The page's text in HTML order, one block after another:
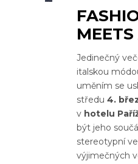
Jedinečný
italskou
uměním se
středu 4.
v hotelu
být jeho
stereotypní
výjimečných